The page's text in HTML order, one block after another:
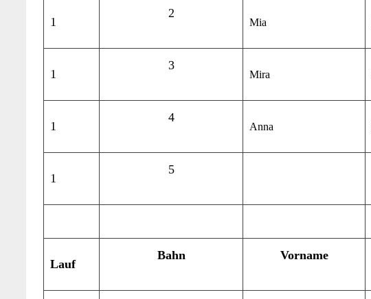
1
2
Mia
1
3
Mira
1
4
Anna
1
5
Lauf
Bahn Vorname